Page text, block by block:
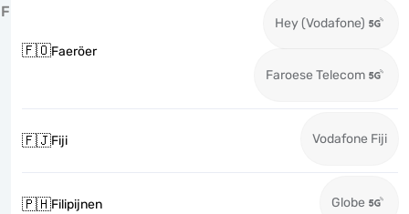
F
🇫🇴Faeröer
Hey (Vodafone)
Faroese Telecom
🇫🇯Fiji Vodafone Fiji
🇵🇭Filipijnen Globe